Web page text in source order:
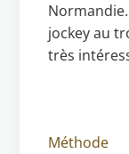
jockey au
très
Méthode